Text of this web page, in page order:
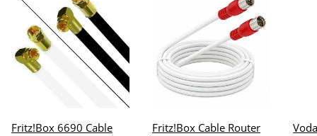
Fritz!Box 6690 Cable
Fritz!Box Cable Router